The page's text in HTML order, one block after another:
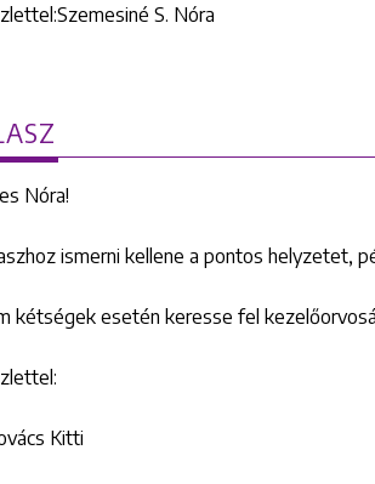
S. Nóra
Nóra!
ismerni kellene a pontos helyzetet,
kétségek esetén keresse fel
Kitti